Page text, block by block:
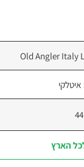
Old Angler Italy
הארץ